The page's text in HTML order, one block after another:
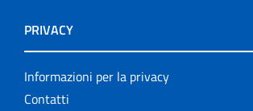
PRIVACY
Informazioni per la privacy
Contatti